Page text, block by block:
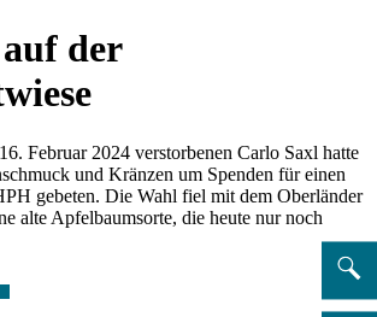
der
Februar 2024 verstorbenen Carlo Saxl hatte
und Kränzen um Spenden für einen
gebeten. Die Wahl fiel mit dem Oberländer
alte Apfelbaumsorte, die heute nur noch